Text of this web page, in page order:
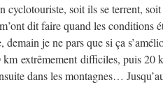
cyclotouriste, soit ils se terrent,
dit faire quand les
je ne pars que si ça
km extrêmement difficiles, puis 20
dans les montagnes…